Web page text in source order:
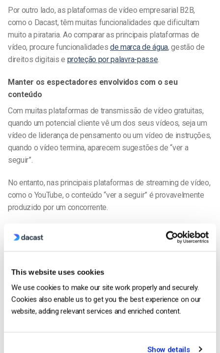
This website uses cookies
We use cookies to make our site work properly and securely.
Cookies also enable us to get you the best experience on our
website, adding relevant services and enriched content.
Show details
Por outro lado, as plataformas de vídeo empresarial B2B,
como o Dacast, têm muitas funcionalidades que dificultam
muito a pirataria. Ao comparar as principais plataformas de
vídeo, procure funcionalidadesde marca de água, gestão de
direitos digitais e proteção por palavra-passe.
Manter os espectadores envolvidos com o seu
conteúdo
Com muitas plataformas de transmissão de vídeo gratuitas,
quando um potencial cliente vê um dos seus vídeos, seja um
vídeo de liderança de pensamento ou um vídeo de instruções,
quando o vídeo termina, aparecem sugestões de “ver a
seguir”.
No entanto, nas principais plataformas de streaming de vídeo,
como o YouTube, o conteúdo “ver a seguir” é provavelmente
produzido por um concorrente.
Em vez disso, deve procurar uma plataforma de vídeo que lhe
permita alojar o seu conteúdo e manter os espectadores
envolvidos com ele. Procure uma plataforma que ofereça uma
plataforma ou sítio Web.
Garantir o desempenho em momentos críticos
Quando procura uma solução de transmissão de vídeo, deve